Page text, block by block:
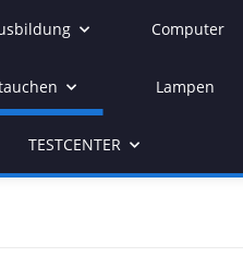
Computer
Lampen
TESTCENTER